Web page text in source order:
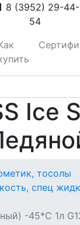
8 (3952) 29-44-
54
Ice
тосолы
спец
-45*С 1л